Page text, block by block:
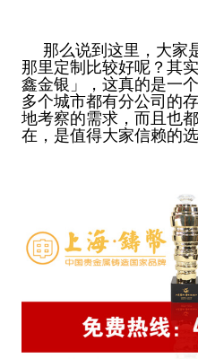
那么说到这里，大家
那里定制比较好呢？其
鑫金银」，这真的是一
多个城市都有分公司的
地考察的需求，而且也
在，是值得大家信赖的选